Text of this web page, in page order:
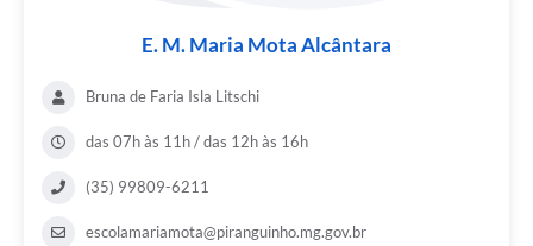
E. M. Maria Mota Alcântara
Bruna de Faria Isla Litschi
das 07h às 11h / das 12h às 16h
(35) 99809-6211
escolamariamota@piranguinho.mg.gov.br